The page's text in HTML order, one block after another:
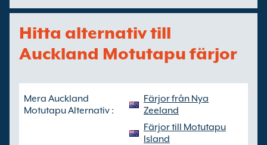
Hitta alternativ till
Auckland Motutapu färjor
Mera Auckland
Motutapu Alternativ :
Färjor från Nya
Zeeland
Färjor till Motutapu
Island